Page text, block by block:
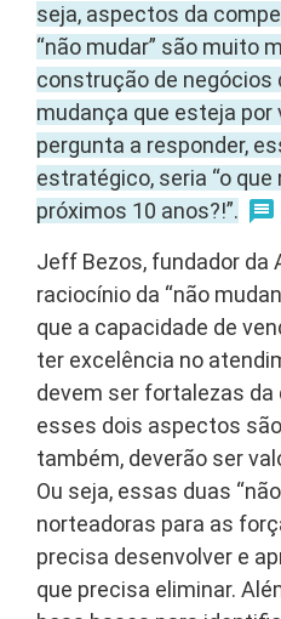
seja, aspectos da
“não mudar” são muito
construção de negócios
mudança que esteja por
pergunta a responder,
estratégico, seria “o
próximos 10 anos?!”.
Jeff Bezos, fundador da
raciocínio da “não
que a capacidade de
ter excelência no
devem ser fortalezas da
esses dois aspectos
também, deverão ser
Ou seja, essas duas
norteadoras para as
precisa desenvolver e
que precisa eliminar.